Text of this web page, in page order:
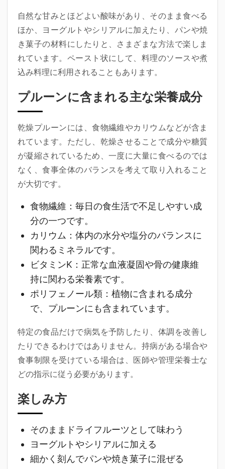
自然な甘みとほどよい酸味があり、そのまま食べる
ほか、ヨーグルトやシリアルに加えたり、パンや焼
き菓子の材料にしたりと、さまざまな方法で楽しま
れています。ペースト状にして、料理のソースや煮
込み料理に利用されることもあります。
プルーンに含まれる主な栄養成分
乾燥プルーンには、食物繊維やカリウムなどが含ま
れています。ただし、乾燥させることで成分や糖質
が凝縮されているため、一度に大量に食べるのでは
なく、食事全体のバランスを考えて取り入れること
が大切です。
食物繊維 ：毎日の食生活で不足しやすい成
分の一つです。
カリウム ：体内の水分や塩分のバランスに
関わるミネラルです。
ビタミンK ：正常な血液凝固や骨の健康維
持に関わる栄養素です。
ポリフェノール類 ：植物に含まれる成分
で、プルーンにも含まれています。
特定の食品だけで病気を予防したり、体調を改善し
たりできるわけではありません。持病がある場合や
食事制限を受けている場合は、医師や管理栄養士な
どの指示に従う必要があります。
楽しみ方
そのままドライフルーツとして味わう
ヨーグルトやシリアルに加える
細かく刻んでパンや焼き菓子に混ぜる